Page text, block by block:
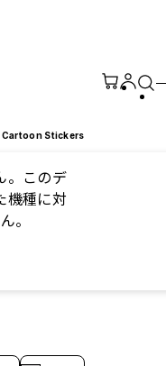
Cartoon Stickers
。このデ
機種に対
。